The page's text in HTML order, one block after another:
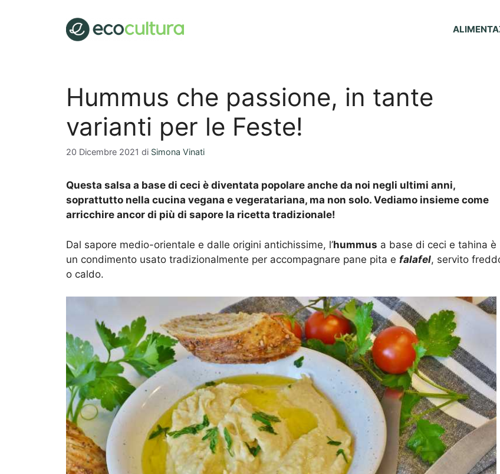
Hummus che passione, in tante
varianti per le Feste!
20 Dicembre 2021 di Simona Vinati
Questa salsa a base di ceci è diventata popolare anche da noi negli ultimi anni,
soprattutto nella cucina vegana e vegeratariana, ma non solo. Vediamo insieme come
arricchire ancor di più di sapore la ricetta tradizionale!
Dal sapore medio-orientale e dalle origini antichissime, l’hummus a base di ceci e tahina è
un condimento usato tradizionalmente per accompagnare pane pita e falafel, servito
o caldo.